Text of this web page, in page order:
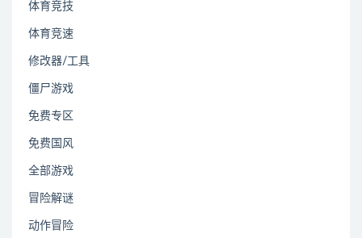
体育竞技
体育竞速
修改器/工具
僵尸游戏
免费专区
免费国风
全部游戏
冒险解谜
动作冒险